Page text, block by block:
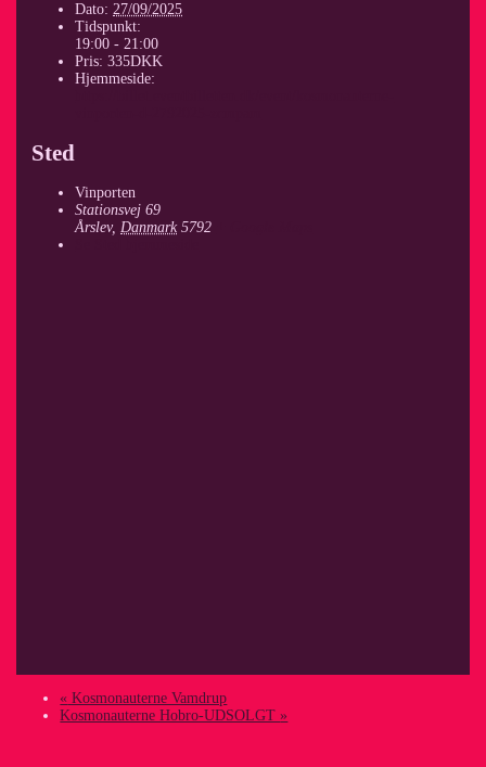
Dato: 27/09/2025
Tidspunkt:
19:00 - 21:00
Pris: 335DKK
Hjemmeside:
Sted
Vinporten
Stationsvej 69
Årslev, Danmark 5792
« Kosmonauterne Vamdrup
Kosmonauterne Hobro-UDSOLGT»